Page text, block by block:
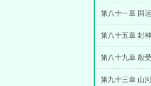
第八十一章 国
第八十五章 封
第九十三章 山